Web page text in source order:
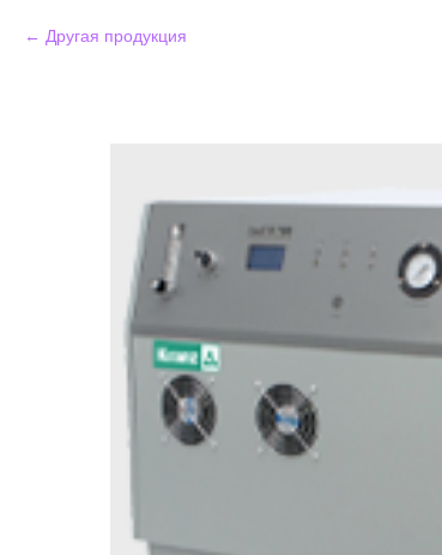
Другая продукция